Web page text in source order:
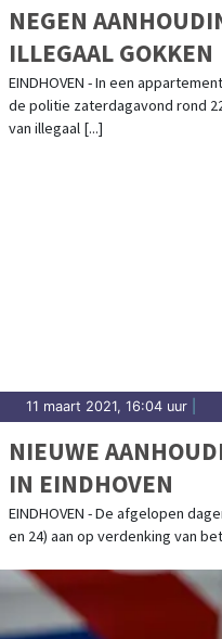
NEGEN
ILLEGAAL GOKKEN
EINDHOVEN - In een
de politie zaterdagavond rond
van illegaal [...]
11 maart 2021, 16:04 uur
NIEUWE
IN EINDHOVEN
EINDHOVEN - De afgelopen
en 24) aan op verdenking van